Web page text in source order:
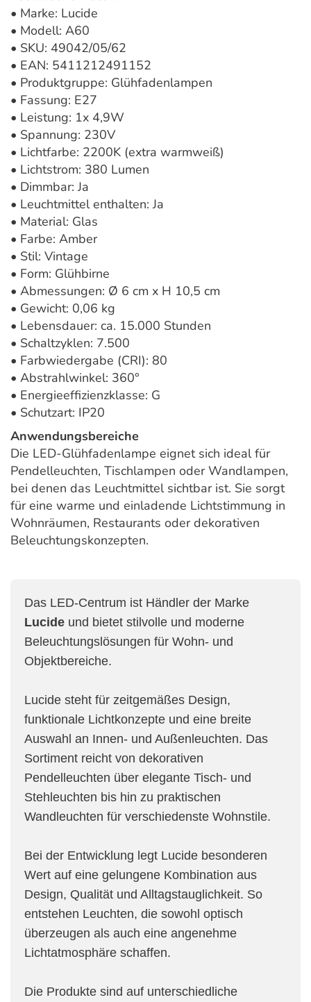
• Marke: Lucide
• Modell: A60
• SKU: 49042/05/62
• EAN: 5411212491152
• Produktgruppe: Glühfadenlampen
• Fassung: E27
• Leistung: 1x 4,9W
• Spannung: 230V
• Lichtfarbe: 2200K (extra warmweiß)
• Lichtstrom: 380 Lumen
• Dimmbar: Ja
• Leuchtmittel enthalten: Ja
• Material: Glas
• Farbe: Amber
• Stil: Vintage
• Form: Glühbirne
• Abmessungen: Ø 6 cm x H 10,5 cm
• Gewicht: 0,06 kg
• Lebensdauer: ca. 15.000 Stunden
• Schaltzyklen: 7.500
• Farbwiedergabe (CRI): 80
• Abstrahlwinkel: 360°
• Energieeffizienzklasse: G
• Schutzart: IP20
Anwendungsbereiche
Die LED-Glühfadenlampe eignet sich ideal für
Pendelleuchten, Tischlampen oder Wandlampen,
bei denen das Leuchtmittel sichtbar ist. Sie sorgt
für eine warme und einladende Lichtstimmung in
Wohnräumen, Restaurants oder dekorativen
Beleuchtungskonzepten.
Das LED-Centrum ist Händler der Marke
Lucide und bietet stilvolle und moderne
Beleuchtungslösungen für Wohn- und
Objektbereiche.
Lucide steht für zeitgemäßes Design,
funktionale Lichtkonzepte und eine breite
Auswahl an Innen- und Außenleuchten. Das
Sortiment reicht von dekorativen
Pendelleuchten über elegante Tisch- und
Stehleuchten bis hin zu praktischen
Wandleuchten für verschiedenste Wohnstile.
Bei der Entwicklung legt Lucide besonderen
Wert auf eine gelungene Kombination aus
Design, Qualität und Alltagstauglichkeit. So
entstehen Leuchten, die sowohl optisch
überzeugen als auch eine angenehme
Lichtatmosphäre schaffen.
Die Produkte sind auf unterschiedliche